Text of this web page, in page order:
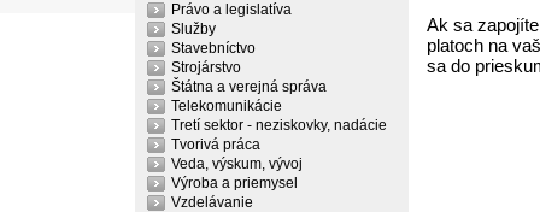
Právo a legislatíva
Služby
Stavebníctvo
Strojárstvo
Štátna a verejná správa
Telekomunikácie
Tretí sektor - neziskovky, nadácie
Tvorivá práca
Veda, výskum, vývoj
Výroba a priemysel
Vzdelávanie
Ak sa
platoch na
sa do